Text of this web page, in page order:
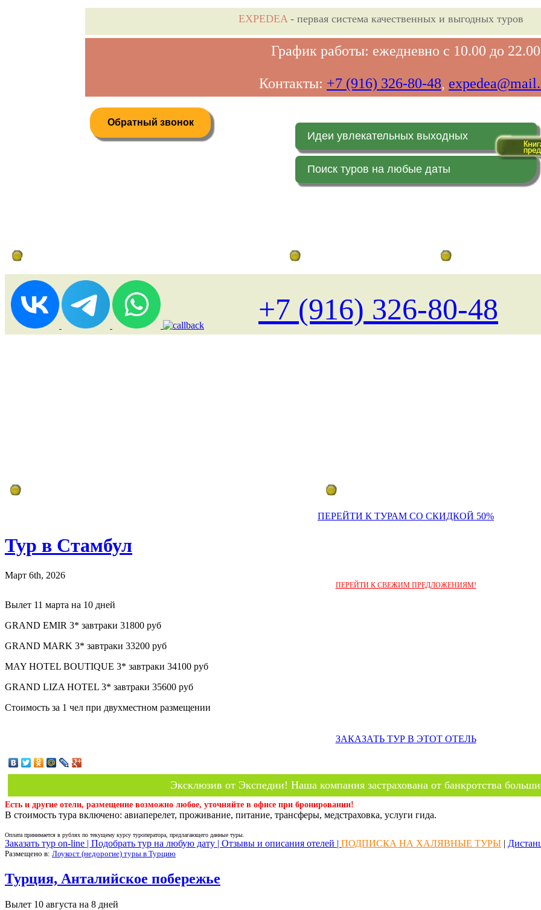
EXPEDEA- первая система качественных и выгодных туров
График работы: ежедневно с 10.00 до 22.00
Контакты: +7 (916) 326-80-48,
Обратный звонок
Идеи увлекательных выходных
Поиск туров на любые даты
Дистанционное бронирование туров
+7 (916) 326-80-48
ПЕРЕЙТИ К ТУРАМ СО СКИДКОЙ 50%
Тур в Стамбул
Март 6th, 2026
ПЕРЕЙТИ К СВЕЖИМ ПРЕДЛОЖЕНИЯМ!
Вылет 11 марта на 10 дней
GRAND EMIR 3* завтраки 31800 руб
GRAND MARK 3* завтраки 33200 руб
MAY HOTEL BOUTIQUE 3* завтраки 34100 руб
GRAND LIZA HOTEL 3* завтраки 35600 руб
Стоимость за 1 чел при двухместном размещении
ЗАКАЗАТЬ ТУР В ЭТОТ ОТЕЛЬ
Эксклюзив от Экспедии! Наша компания застрахована от банкротства
Есть и другие отели, размещение возможно любое, уточняйте в офисе при бронировании!
В стоимость тура включено: авиаперелет, проживание, питание, трансферы, медстраховка, услуги гида.
Оплата принимается в рублях по текущему курсу туроператора, предлагающего данные туры.
Заказать тур on-line | Подобрать тур на любую дату | Отзывы и описания отелей | ПОДПИСКА НА ХАЛЯВНЫЕ ТУРЫ |
Размещено в: Лоукост (недорогие) туры в Турцию
Турция, Анталийское побережье
Вылет 10 августа на 8 дней